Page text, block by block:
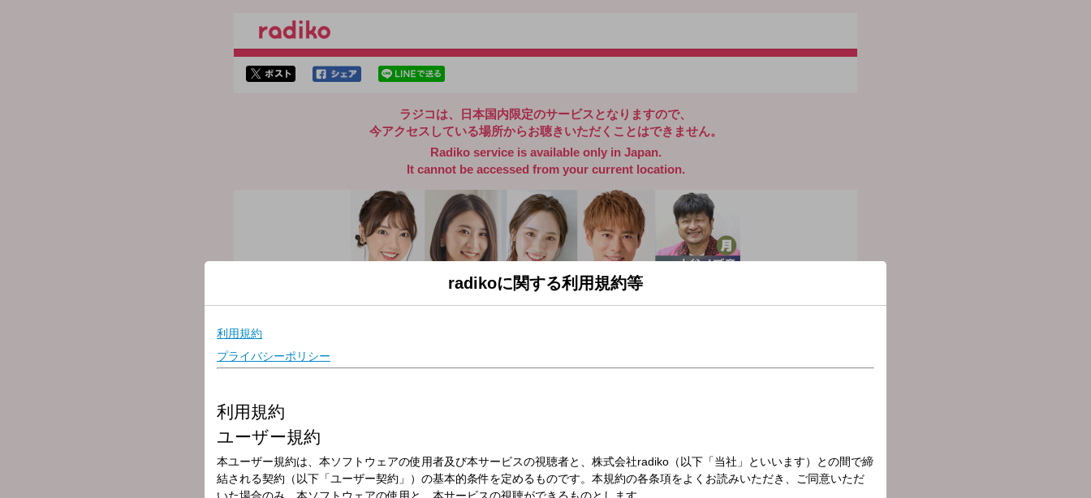
ラジコは、日本国内限定のサービスとなりますので、
今アクセスしている場所からお聴きいただくことはできません。
Radiko service is available only in Japan.
It cannot be accessed from your current location.
放送局
放送時間
2025年11月6日（木）16:00～19:00
radikoに関する利用規約等